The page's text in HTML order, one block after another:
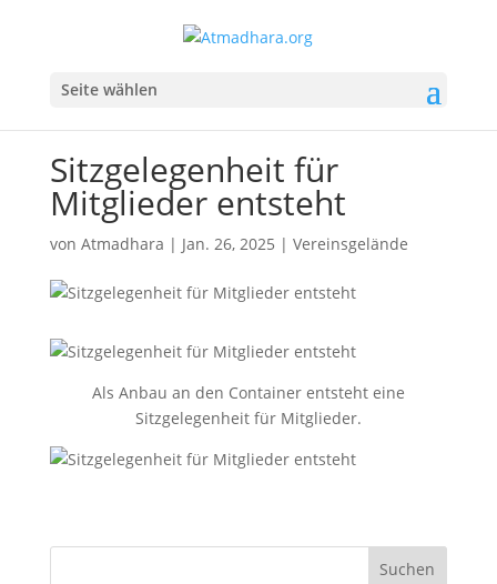
Seite wählen
Sitzgelegenheit für
Mitglieder entsteht
von Atmadhara | Jan. 26, 2025 | Vereinsgelände
Als Anbau an den Container entsteht eine
Sitzgelegenheit für Mitglieder.